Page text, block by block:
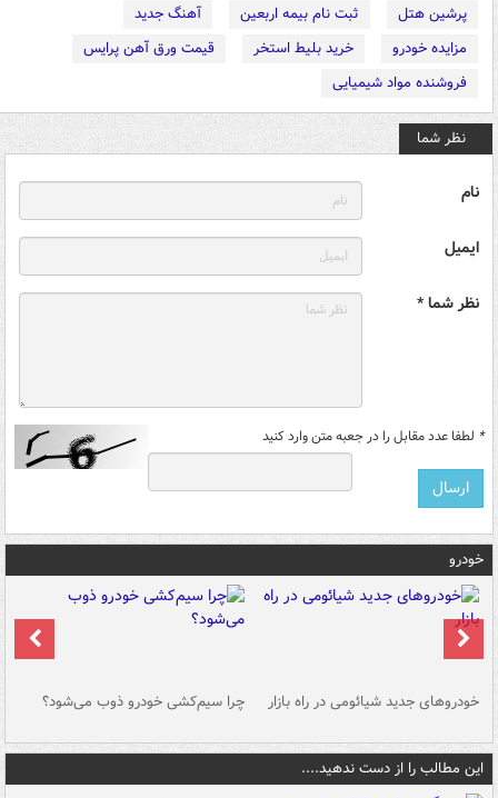
پرشین هتل
ثبت نام بیمه اربعین
آهنگ جدید
مزایده خودرو
خرید بلیط استخر
قیمت ورق آهن پرایس
فروشنده مواد شیمیایی
نظر شما
نام
ایمیل
نظر شما *
* لطفا عدد مقابل را در جعبه متن وارد کنید
خودرو
خودروهای جدید شیائومی در راه بازار چرا سیم‌کشی خودرو ذوب می‌شود؟
این مطالب را از دست ندهید....